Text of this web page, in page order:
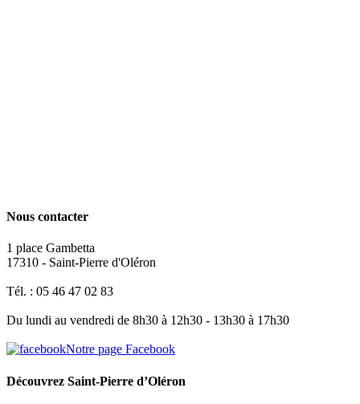
Nous contacter
1 place Gambetta
17310 - Saint-Pierre d'Oléron
Tél. : 05 46 47 02 83
Du lundi au vendredi de 8h30 à 12h30 - 13h30 à 17h30
Notre page Facebook
Découvrez Saint-Pierre d’Oléron